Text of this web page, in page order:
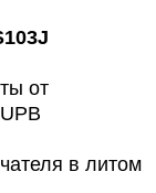
от
в литом